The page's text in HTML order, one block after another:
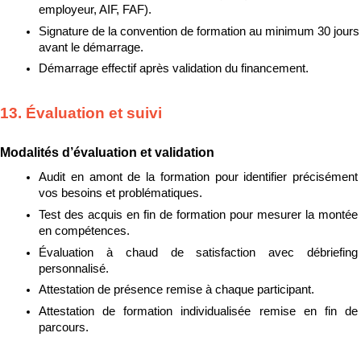
employeur, AIF, FAF).
Signature de la convention de formation au minimum 30 jours
avant le démarrage.
Démarrage effectif après validation du financement.
13. Évaluation et suivi
Modalités d’évaluation et validation
Audit en amont de la formation pour identifier précisément
vos besoins et problématiques.
Test des acquis en fin de formation pour mesurer la montée
en compétences.
Évaluation à chaud de satisfaction avec débriefing
personnalisé.
Attestation de présence remise à chaque participant.
Attestation de formation individualisée remise en fin de
parcours.